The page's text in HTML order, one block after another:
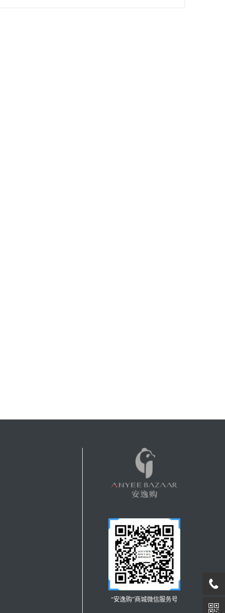
“安逸购”商城微信服务号